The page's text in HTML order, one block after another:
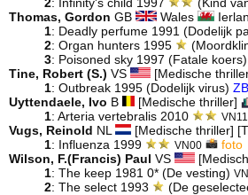
Thomas, Gordon GB Wales
1: Deadly perfume 1991 (Dodelijk
2: Organ hunters 1995
3: Poisoned sky 1997 (Fatale koers)
Tine, Robert (S.) VS [Medische
1: Outbreak 1995 (Dodelijk virus)
Uyttendaele, Ivo B [Medische thriller]
1: Arteria vertebralis 2010 VN11
Vugs, Reinold NL [Medische thriller]
1: Influenza 1999 VN00
foto
Wilson, F.(Francis) Paul VS
1: The keep 1981 0* (De vesting)
2: The select 1993 (De